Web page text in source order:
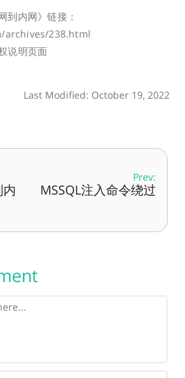
到内网》链接：
archives/238.html
说明页面
Last Modified: October 19, 2022
Prev:
MSSQL注入命令绕过